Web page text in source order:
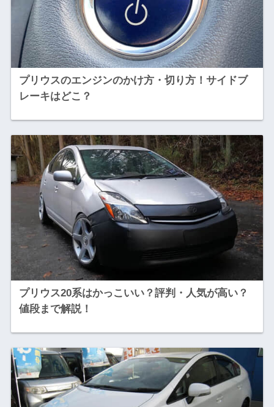
プリウスのエンジンのかけ方・切り方！サイドブ
レーキはどこ？
プリウス20系はかっこいい？評判・人気が高い？
値段まで解説！